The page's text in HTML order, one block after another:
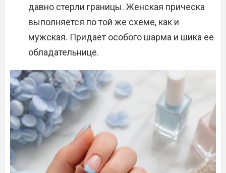
давно стерли границы. Женская прическа
выполняется по той же схеме, как и
мужская. Придает особого шарма и шика ее
обладательнице.